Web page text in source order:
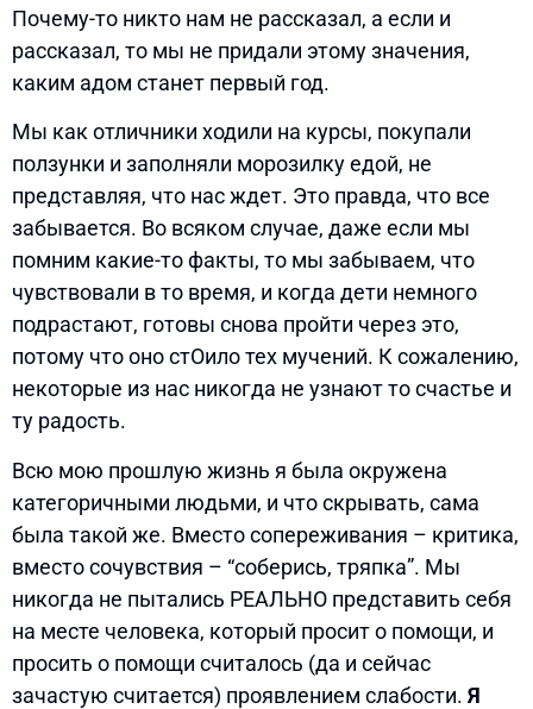
Почему-то никто нам не рассказал, а если и
рассказал, то мы не придали этому значения,
каким адом станет первый год.
Мы как отличники ходили на курсы, покупали
ползунки и заполняли морозилку едой, не
представляя, что нас ждет. Это правда, что все
забывается. Во всяком случае, даже если мы
помним какие-то факты, то мы забываем, что
чувствовали в то время, и когда дети немного
подрастают, готовы снова пройти через это,
потому что оно стОило тех мучений. К сожалению,
некоторые из нас никогда не узнают то счастье и
ту радость.
Всю мою прошлую жизнь я была окружена
категоричными людьми, и что скрывать, сама
была такой же. Вместо сопереживания – критика,
вместо сочувствия – “соберись, тряпка”. Мы
никогда не пытались РЕАЛЬНО представить себя
на месте человека, который просит о помощи, и
просить о помощи считалось (да и сейчас
зачастую считается) проявлением слабости. Я